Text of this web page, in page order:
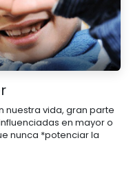
nuestra vida, gran parte
en mayor o
nunca *potenciar la